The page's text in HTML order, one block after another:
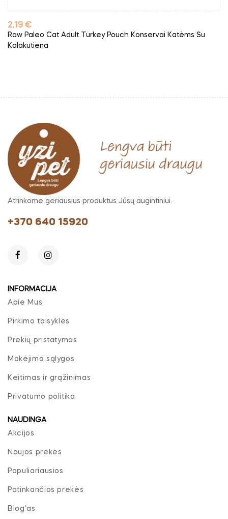
Kaina
2,19 €
Raw Paleo Cat Adult Turkey Pouch Konservai Katėms Su
Kalakutiena
Atrinkome geriausius produktus Jūsų augintiniui.
+370 640 15920
INFORMACIJA
Apie Mus
Pirkimo taisyklės
Prekių pristatymas
Mokėjimo sąlygos
Keitimas ir grąžinimas
Privatumo politika
NAUDINGA
Akcijos
Naujos prekės
Populiariausios
Patinkančios prekės
Blog'as